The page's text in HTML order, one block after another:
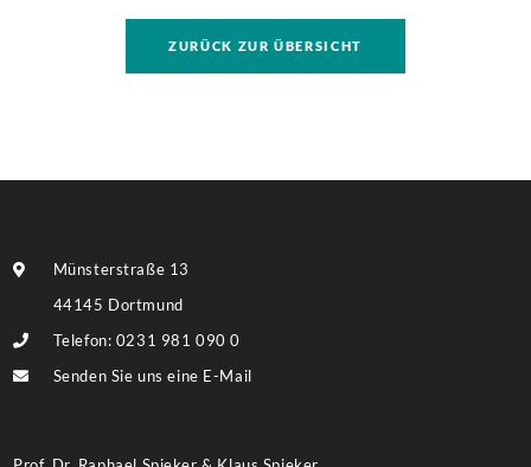
Sanierung in Einzelmaßnahmen […]
ZURÜCK ZUR ÜBERSICHT
Münsterstraße 13
44145 Dortmund
Telefon: 0231 981 090 0
Senden Sie uns eine E-Mail